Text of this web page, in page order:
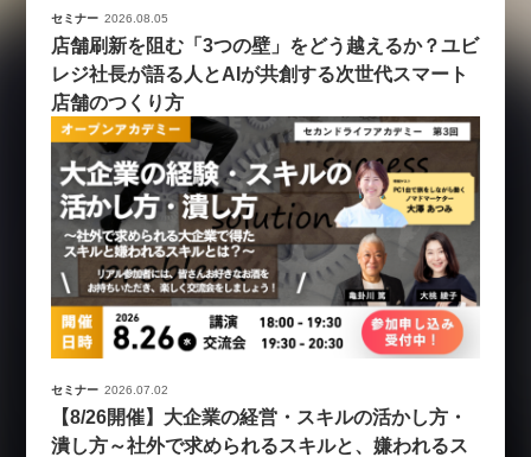
セミナー 2026.08.05
店舗刷新を阻む「3つの壁」をどう越えるか？ユビ
レジ社長が語る人とAIが共創する次世代スマート
店舗のつくり方
セミナー 2026.07.02
【8/26開催】大企業の経営・スキルの活かし方・
潰し方～社外で求められるスキルと、嫌われるス